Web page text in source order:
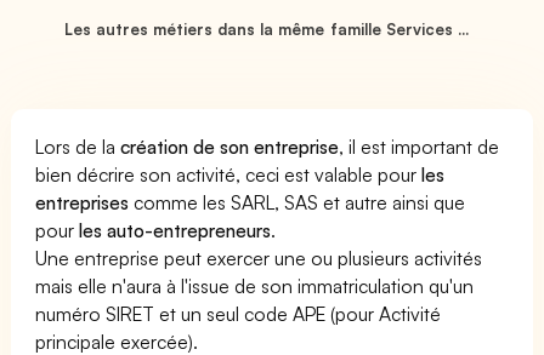
Les autres métiers dans la même famille Services ...
Lors de lacréation de son entreprise, il est important de
bien décrire son activité, ceci est valable pourles
entreprises comme les SARL, SAS et autre ainsi que
pourles auto-entrepreneurs.
Une entreprise peut exercer une ou plusieurs activités
mais elle n'aura à l'issue de son immatriculation qu'un
numéro SIRET et un seul code APE (pour Activité
principale exercée).